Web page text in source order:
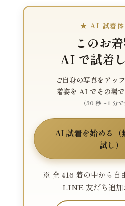
★ AI 試着
このお
AI で試着
ご自身の写真をアップ
着姿を AI でその場
（30 秒〜1 分で
AI 試着を始める（
試し）
※ 全 416 着の中から自
LINE 友だち追加